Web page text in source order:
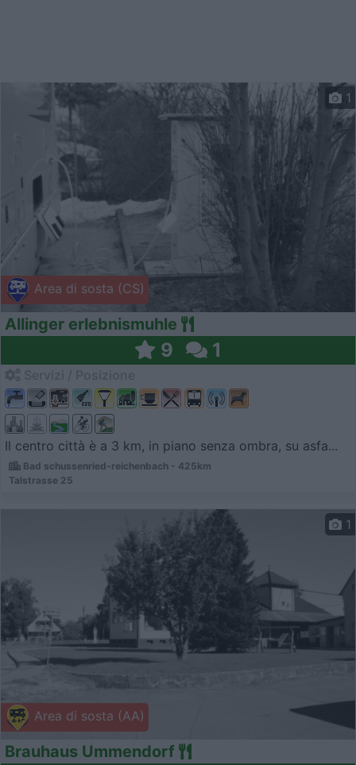
Area di sosta (CS)
1
Allinger erlebnismuhle
9 1
Il centro città è a 3 km, in piano senza ombra, su asfa...
Bad schussenried-reichenbach - 425km
Talstrasse 25
Area di sosta (AA)
1
Brauhaus Ummendorf